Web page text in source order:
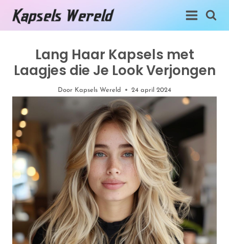
naar
inhoud
Lang Haar Kapsels met
Laagjes die Je Look Verjongen
Door Kapsels Wereld 24 april 2024